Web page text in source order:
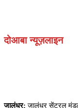
दोआबा न्यूज़लाइन
जालंधर:जालंधर सेंट्रल